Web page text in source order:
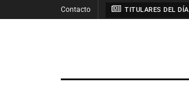
Contacto TITULARES DEL DÍA